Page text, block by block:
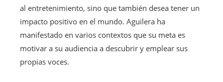
al entretenimiento, sino que también desea tener un
impacto positivo en el mundo. Aguilera ha
manifestado en varios contextos que su meta es
motivar a su audiencia a descubrir y emplear sus
propias voces.